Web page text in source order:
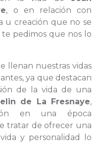
, o en relación con
u creación que no se
pedimos que nos lo
llenan nuestras vidas
ya que destacan
de la vida de una
de La Fresnaye,
en una época
tratar de ofrecer una
y personalidad lo